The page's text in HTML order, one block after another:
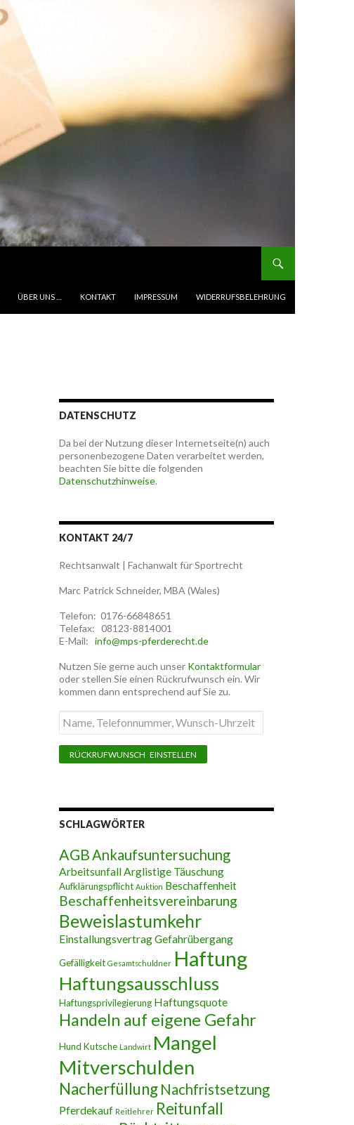
ÜBER UNS … KONTAKT IMPRESSUM WIDERRUFSBELEHRUNG
DATENSCHUTZ
Da bei der Nutzung dieser Internetseite(n) auch
personenbezogene Daten verarbeitet werden,
beachten Sie bitte die folgenden
Datenschutzhinweise.
KONTAKT 24/7
Rechtsanwalt | Fachanwalt für Sportrecht
Marc Patrick Schneider, MBA (Wales)
Telefon: 0176-66848651
Telefax: 08123-8814001
E-Mail: info@mps-pferderecht.de
Nutzen Sie gerne auch unser Kontaktformular
oder stellen Sie einen Rückrufwunsch ein. Wir
kommen dann entsprechend auf Sie zu.
Name,
Telefonnummer,
Uhrzeit
SCHLAGWÖRTER
AGBAnkaufsuntersuchung
ArbeitsunfallArglistige Täuschung
Aufklärungspflicht Auktion Beschaffenheit
Beschaffenheitsvereinbarung
Beweislastumkehr
EinstallungsvertragGefahrübergang
Gefälligkeit Gesamtschuldner Haftung
Haftungsausschluss
Haftungsprivilegierung Haftungsquote
Handeln auf eigene Gefahr
Hund Kutsche Landwirt Mangel
Mitverschulden
Nacherfüllung Nachfristsetzung
Pferdekauf Reitlehrer Reitunfall